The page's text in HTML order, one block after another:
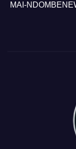
MAI-